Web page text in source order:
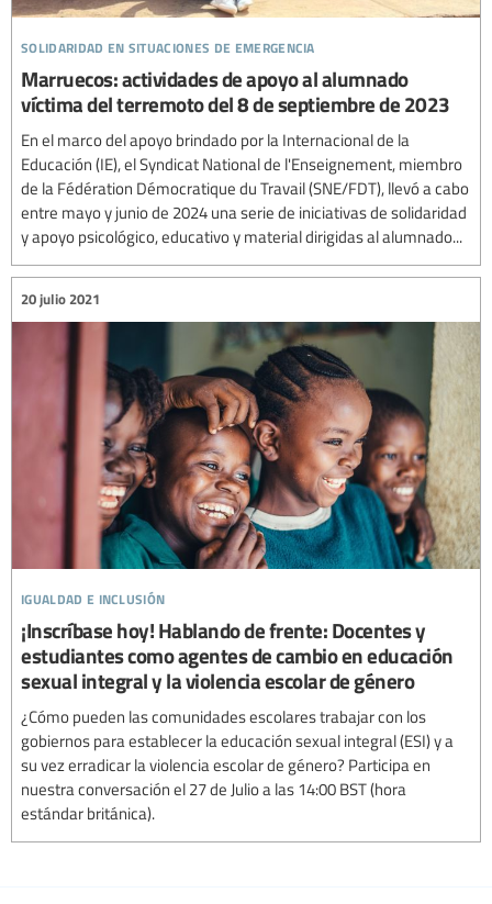
solidaridad en situaciones de emergencia
Marruecos: actividades de apoyo al alumnado
víctima del terremoto del 8 de septiembre de 2023
En el marco del apoyo brindado por la Internacional de la
Educación (IE), el Syndicat National de l'Enseignement, miembro
de la Fédération Démocratique du Travail (SNE/FDT), llevó a cabo
entre mayo y junio de 2024 una serie de iniciativas de solidaridad
y apoyo psicológico, educativo y material dirigidas al alumnado...
igualdad e inclusión
20 julio 2021
¡Inscríbase hoy! Hablando de frente: Docentes y
estudiantes como agentes de cambio en educación
sexual integral y la violencia escolar de género
¿Cómo pueden las comunidades escolares trabajar con los
gobiernos para establecer la educación sexual integral (ESI) y a
su vez erradicar la violencia escolar de género? Participa en
nuestra conversación el 27 de Julio a las 14:00 BST (hora
estándar británica).